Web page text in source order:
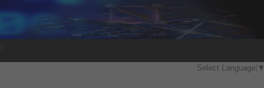
Select Language ▼